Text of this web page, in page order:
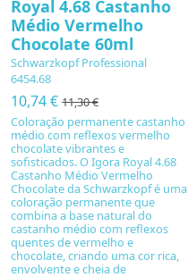
Royal 4.68 Castanho
Médio Vermelho
Chocolate 60ml
Schwarzkopf Professional
6454.68
10,74 € 11,30 €
Coloração permanente castanho
médio com reflexos vermelho
chocolate vibrantes e
sofisticados. O Igora Royal 4.68
Castanho Médio Vermelho
Chocolate da Schwarzkopf é uma
coloração permanente que
combina a base natural do
castanho médio com reflexos
quentes de vermelho e
chocolate, criando uma cor rica,
envolvente e cheia de